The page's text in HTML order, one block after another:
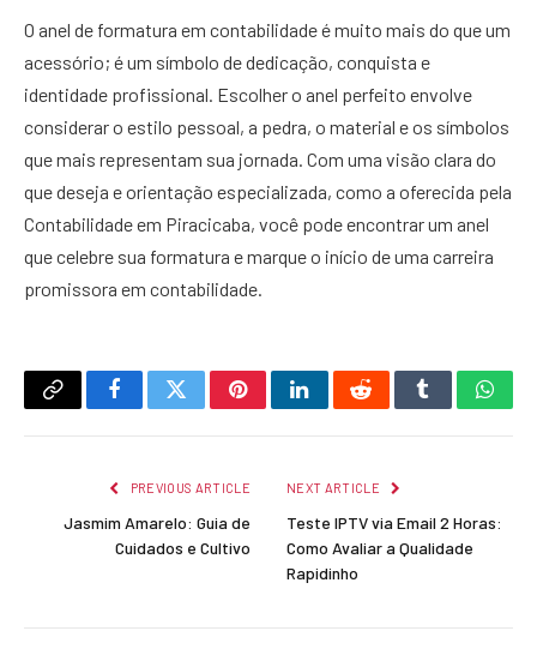
O anel de formatura em contabilidade é muito mais do que um
acessório; é um símbolo de dedicação, conquista e
identidade profissional. Escolher o anel perfeito envolve
considerar o estilo pessoal, a pedra, o material e os símbolos
que mais representam sua jornada. Com uma visão clara do
que deseja e orientação especializada, como a oferecida pela
Contabilidade em Piracicaba, você pode encontrar um anel
que celebre sua formatura e marque o início de uma carreira
promissora em contabilidade.
Copy
FacebookTwitterPinterestLinkedInRedditTumblr
PREVIOUS ARTICLE
Jasmim Amarelo: Guia de
Cuidados e Cultivo
NEXT ARTICLE
Teste IPTV via Email 2 Horas:
Como Avaliar a Qualidade
Rapidinho